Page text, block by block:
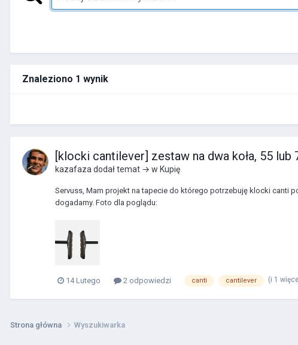
Znaleziono 1 wynik
[klocki cantilever] zestaw na dwa koła, 55 lub
kazafaza dodał temat → w Kupię
Servuss, Mam projekt na tapecie do którego potrzebuję klocki canti
dogadamy. Foto dla poglądu:
14 Lutego 2 odpowiedzi canti cantilever (i 1
Strona główna Wyszukiwarka